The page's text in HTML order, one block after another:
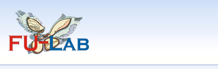
основному
содержанию